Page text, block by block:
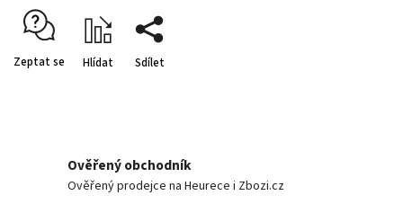
Zeptat se Hlídat Sdílet
Ověřený obchodník
Ověřený prodejce na Heurece i Zbozi.cz